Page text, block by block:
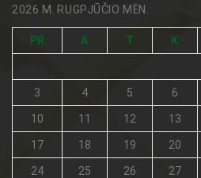
2026 M. RUGPJŪČIO MĖN.
PR A T K
3 4 5 6
10 11 12 13
17 18 19 20
24 25 26 27